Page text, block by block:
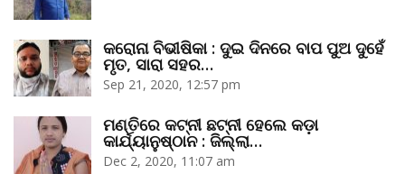
କରୋନା ବିଭୀଷିକା : ଦୁଇ ଦିନରେ ବାପ ପୁଅ ଦୁହେଁ
ମୃତ, ସାରା ସହର…
Sep 21, 2020, 12:57 pm
ମଣ୍ତିରେ କଟ୍‌ନୀ ଛଟ୍‌ନୀ ହେଲେ କଡ଼ା
କାର୍ଯ୍ୟାନୁଷ୍ଠାନ : ଜିଲ୍ଲା…
Dec 2, 2020, 11:07 am